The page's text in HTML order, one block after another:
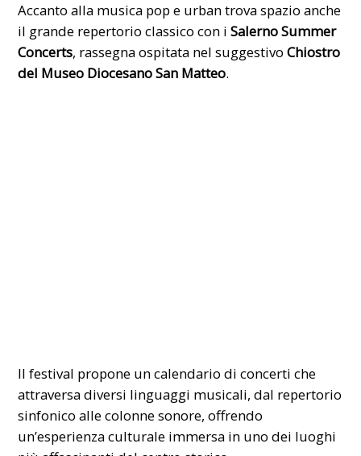
Accanto alla musica pop e urban trova spazio anche
il grande repertorio classico con iSalerno Summer
Concerts, rassegna ospitata nel suggestivoChiostro
del Museo Diocesano San Matteo.
Il festival propone un calendario di concerti che
attraversa diversi linguaggi musicali, dal repertorio
sinfonico alle colonne sonore, offrendo
un’esperienza culturale immersa in uno dei luoghi